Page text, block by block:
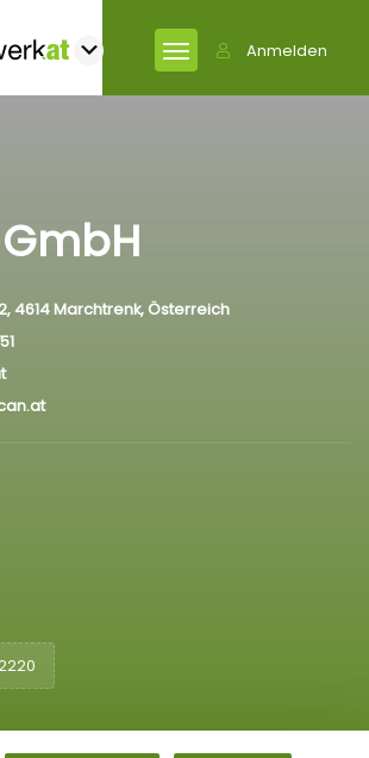
Anmelden
4614 Marchtrenk, Österreich